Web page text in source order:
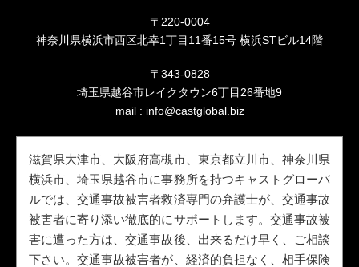
〒220-0004
神奈川県横浜市西区北幸1丁目11番15号 横浜STビル14階
〒343-0828
埼玉県越谷市レイクタウン6丁目26番地9
mail : info@castglobal.biz
滋賀県大津市、大阪府高槻市、東京都立川市、神奈川県
横浜市、埼玉県越谷市に事務所を持つキャストグローバ
ルでは、交通事故被害者救済専門の弁護士が、交通事故
被害者に寄り添い徹底的にサポートします。交通事故被
害に遭った方は、交通事故後、出来るだけ早く、ご相談
下さい。交通事故被害者が、経済的負担なく、相手保険